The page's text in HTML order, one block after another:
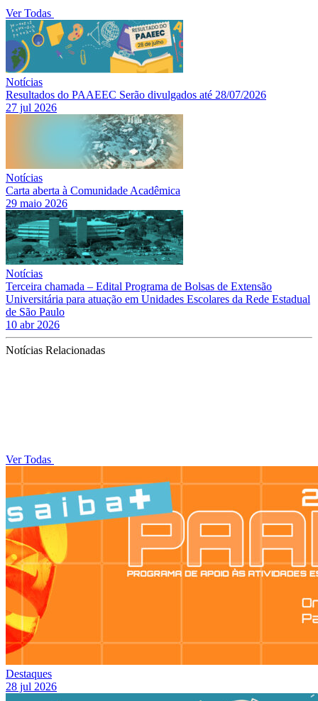
Ver Todas
Notícias
Resultados do PAAEEC Serão divulgados até 28/07/2026
27 jul 2026
Notícias
Carta aberta à Comunidade Acadêmica
29 maio 2026
Notícias
Terceira chamada – Edital Programa de Bolsas de Extensão
Universitária para atuação em Unidades Escolares da Rede Estadual
de São Paulo
10 abr 2026
Notícias Relacionadas
Ver Todas
Destaques
28 jul 2026